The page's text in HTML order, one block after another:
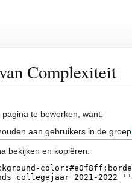
Complexiteit
te bewerken, want:
aan gebruikers in de groep
bekijken en kopiëren.